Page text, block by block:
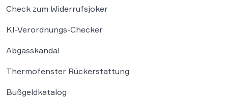
Check zum Widerrufsjoker
KI-Verordnungs-Checker
Abgasskandal
Thermofenster Rückerstattung
Bußgeldkatalog